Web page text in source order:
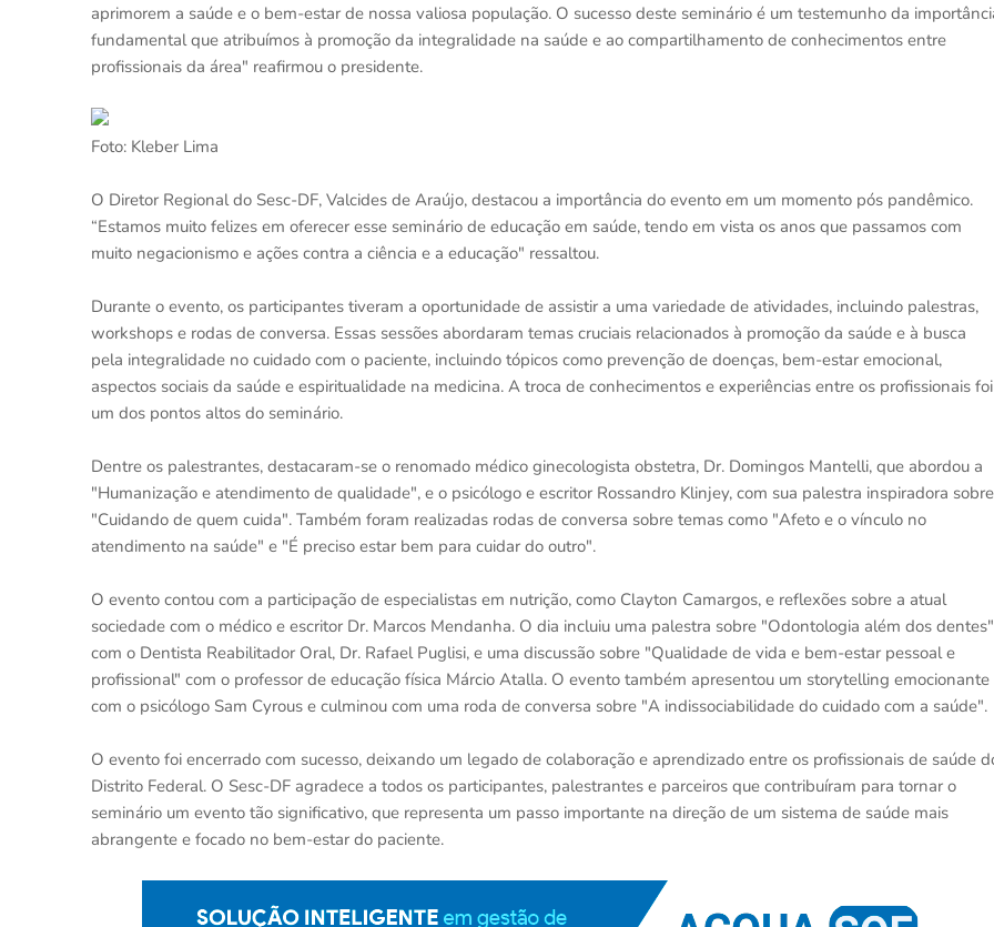
aprimorem a saúde e o bem-estar de nossa valiosa população. O sucesso deste seminário é um testemunho da
fundamental que atribuímos à promoção da integralidade na saúde e ao compartilhamento de conhecimentos entre
profissionais da área" reafirmou o presidente.
Foto: Kleber Lima
O Diretor Regional do Sesc-DF, Valcides de Araújo, destacou a importância do evento em um momento pós pandêmico.
“Estamos muito felizes em oferecer esse seminário de educação em saúde, tendo em vista os anos que passamos com
muito negacionismo e ações contra a ciência e a educação" ressaltou.
Durante o evento, os participantes tiveram a oportunidade de assistir a uma variedade de atividades, incluindo palestras,
workshops e rodas de conversa. Essas sessões abordaram temas cruciais relacionados à promoção da saúde e à busca
pela integralidade no cuidado com o paciente, incluindo tópicos como prevenção de doenças, bem-estar emocional,
aspectos sociais da saúde e espiritualidade na medicina. A troca de conhecimentos e experiências entre os profissionais foi
um dos pontos altos do seminário.
Dentre os palestrantes, destacaram-se o renomado médico ginecologista obstetra, Dr. Domingos Mantelli, que abordou a
"Humanização e atendimento de qualidade", e o psicólogo e escritor Rossandro Klinjey, com sua palestra inspiradora sobre
"Cuidando de quem cuida". Também foram realizadas rodas de conversa sobre temas como "Afeto e o vínculo no
atendimento na saúde" e "É preciso estar bem para cuidar do outro".
O evento contou com a participação de especialistas em nutrição, como Clayton Camargos, e reflexões sobre a atual
sociedade com o médico e escritor Dr. Marcos Mendanha. O dia incluiu uma palestra sobre "Odontologia além dos dentes"
com o Dentista Reabilitador Oral, Dr. Rafael Puglisi, e uma discussão sobre "Qualidade de vida e bem-estar pessoal e
profissional" com o professor de educação física Márcio Atalla. O evento também apresentou um storytelling emocionante
com o psicólogo Sam Cyrous e culminou com uma roda de conversa sobre "A indissociabilidade do cuidado com a saúde".
O evento foi encerrado com sucesso, deixando um legado de colaboração e aprendizado entre os profissionais de saúde
Distrito Federal. O Sesc-DF agradece a todos os participantes, palestrantes e parceiros que contribuíram para tornar o
seminário um evento tão significativo, que representa um passo importante na direção de um sistema de saúde mais
abrangente e focado no bem-estar do paciente.